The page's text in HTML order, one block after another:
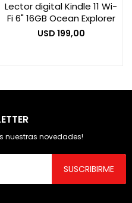
Lector digital Kindle 11 Wi-
Fi 6" 16GB Ocean Explorer
USD 199,00
nuestras novedades!
SUSCRIBIRME